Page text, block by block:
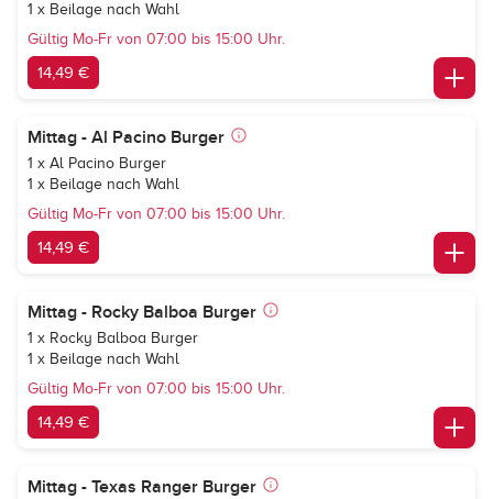
1 x Beilage nach Wahl
Gültig Mo-Fr von 07:00 bis 15:00 Uhr.
14,49 €
Mittag - Al Pacino Burger
1 x Al Pacino Burger
1 x Beilage nach Wahl
Gültig Mo-Fr von 07:00 bis 15:00 Uhr.
14,49 €
Mittag - Rocky Balboa Burger
1 x Rocky Balboa Burger
1 x Beilage nach Wahl
Gültig Mo-Fr von 07:00 bis 15:00 Uhr.
14,49 €
Mittag - Texas Ranger Burger